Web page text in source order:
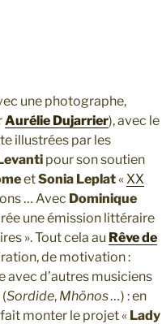
une photographe,
Aurélie Dujarrier), avec le
illustrées par les
pour son soutien
etSonia Leplat« XX
… Avec Dominique
une émission littéraire
». Tout cela au Rêve de
de motivation :
avec d’autres musiciens
Sordide, Mhönos …) : en
monter le projet « Lady